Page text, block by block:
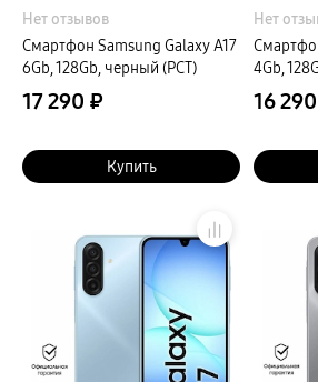
Защитные стекла
Зарядные устройства
Карты памяти и флэш-
Кабели и переходники
Автомобильные
Стилусы
Ремешки для часов
Аксессуары для
Накопители
Клавиатуры для
Клавиатуры
пвз
сплит
Нет отзывов
Смартфон Samsung Galaxy A17
6Gb, 128Gb, черный (РСТ)
17 290 ₽
Купить
Нет
4Gb,
16